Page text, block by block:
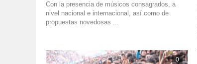
Con la presencia de músicos consagrados, a
nivel nacional e internacional, así como de
propuestas novedosas ...
0